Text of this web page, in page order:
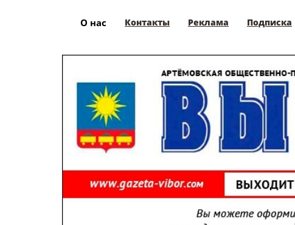
О нас Контакты Реклама Подписка